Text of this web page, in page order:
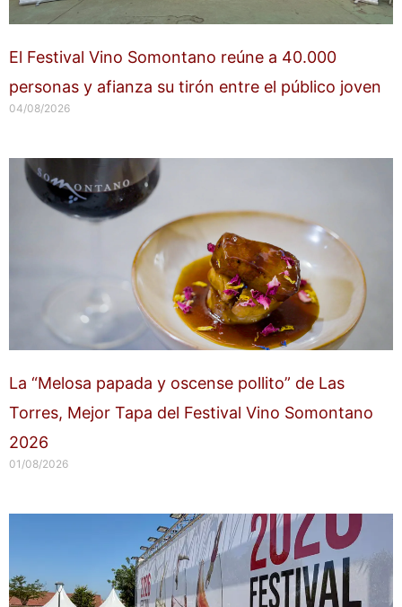
El Festival Vino Somontano reúne a 40.000
personas y afianza su tirón entre el público joven
04/08/2026
La “Melosa papada y oscense pollito” de Las
Torres, Mejor Tapa del Festival Vino Somontano
2026
01/08/2026